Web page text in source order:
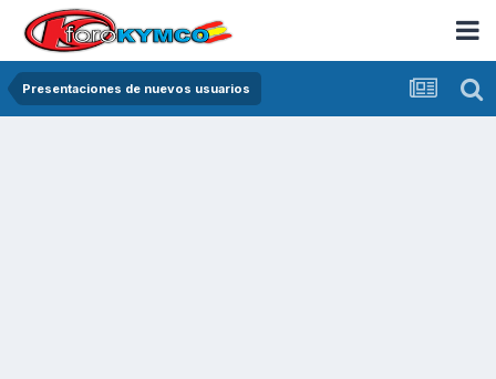
Presentaciones de nuevos usuarios